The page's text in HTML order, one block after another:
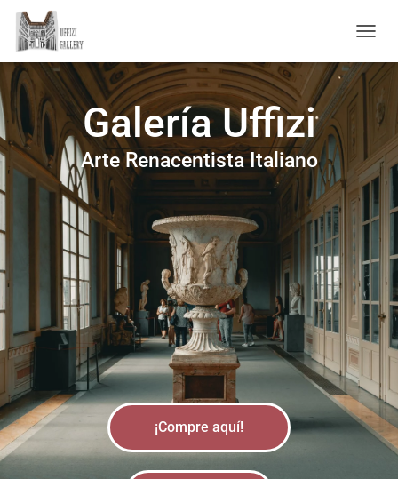
A
M
M
O
N
A
V
E
G
A
I
Ó
N
Galería Uffizi
Arte Renacentista Italiano
¡Compre aquí!